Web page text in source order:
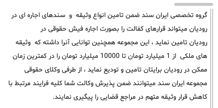
گروه تخصصی ایران سند ضمن تامین انواع وثیقه و سندهای اجاره ای در
رودیان میتواند قرارهای کفالت را بصورت اجاره فیش حقوقی در
رودیان تامین نماید ، این مجموعه همچنین توانایی آنرا داشته که وثیقه
های ملکی از 1 میلیارد تومان تا 10000 میلیارد تومان را در کمترین زمان
ممکن در رودیان برایتان تامین و تودیع نماید ، از طرفی وکلای حقوقی
مجموعه ایران سند میتوانند ضمن پذیرش وکالت شما کلیه فرایند مرتبط با
کاهش قرار وثیقه متهم در مراجع قضایی را پیگیری نمایند.